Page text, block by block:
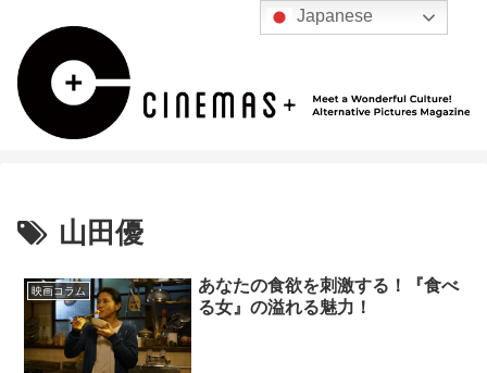
山田優
映画コラム
あなたの食欲を刺激する！『食べ
る女』の溢れる魅力！
Japanese